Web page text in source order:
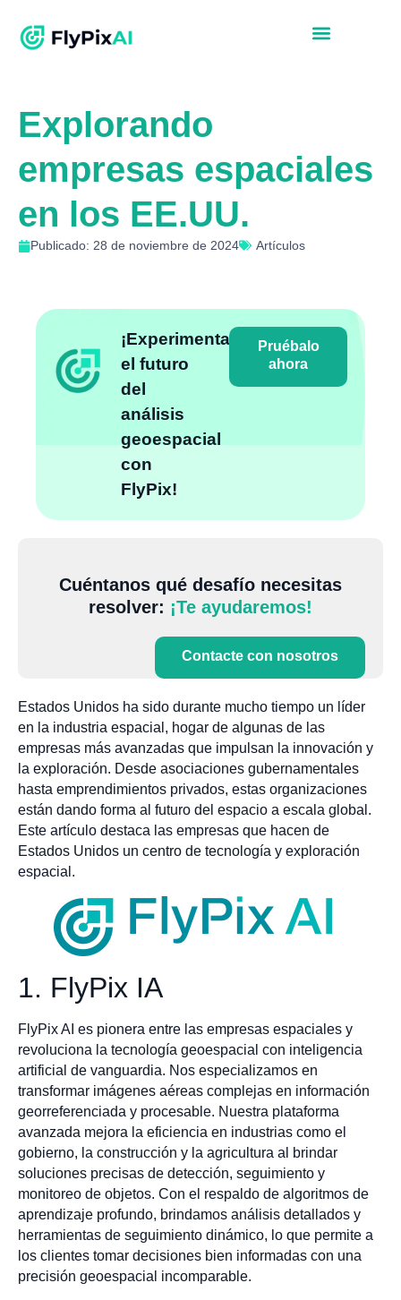
Explorando
empresas espaciales
en los EE.UU.
Publicado: 28 de noviembre de 2024 Artículos
¡Experimenta
el futuro
del
análisis
geoespacial
con
FlyPix!
Pruébalo
ahora
Cuéntanos qué desafío necesitas
resolver: ¡Te ayudaremos!
Contacte con nosotros
Estados Unidos ha sido durante mucho tiempo un líder
en la industria espacial, hogar de algunas de las
empresas más avanzadas que impulsan la innovación y
la exploración. Desde asociaciones gubernamentales
hasta emprendimientos privados, estas organizaciones
están dando forma al futuro del espacio a escala global.
Este artículo destaca las empresas que hacen de
Estados Unidos un centro de tecnología y exploración
espacial.
1. FlyPix IA
FlyPix AI es pionera entre las empresas espaciales y
revoluciona la tecnología geoespacial con inteligencia
artificial de vanguardia. Nos especializamos en
transformar imágenes aéreas complejas en información
georreferenciada y procesable. Nuestra plataforma
avanzada mejora la eficiencia en industrias como el
gobierno, la construcción y la agricultura al brindar
soluciones precisas de detección, seguimiento y
monitoreo de objetos. Con el respaldo de algoritmos de
aprendizaje profundo, brindamos análisis detallados y
herramientas de seguimiento dinámico, lo que permite a
los clientes tomar decisiones bien informadas con una
precisión geoespacial incomparable.